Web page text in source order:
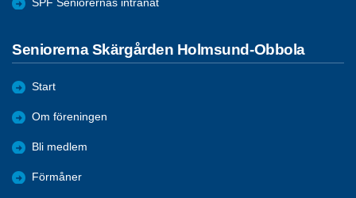
SPF Seniorernas intranät
Seniorerna Skärgården Holmsund-Obbola
Start
Om föreningen
Bli medlem
Förmåner